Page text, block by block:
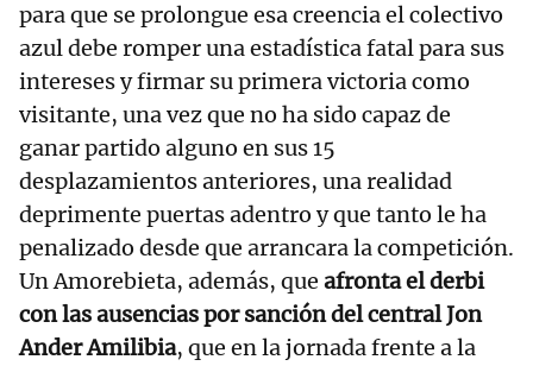
para que se prolongue esa creencia el colectivo
azul debe romper una estadística fatal para sus
intereses y firmar su primera victoria como
visitante, una vez que no ha sido capaz de
ganar partido alguno en sus 15
desplazamientos anteriores, una realidad
deprimente puertas adentro y que tanto le ha
penalizado desde que arrancara la competición.
Un Amorebieta, además, que afronta el derbi
con las ausencias por sanción del central Jon
Ander Amilibia, que en la jornada frente a la